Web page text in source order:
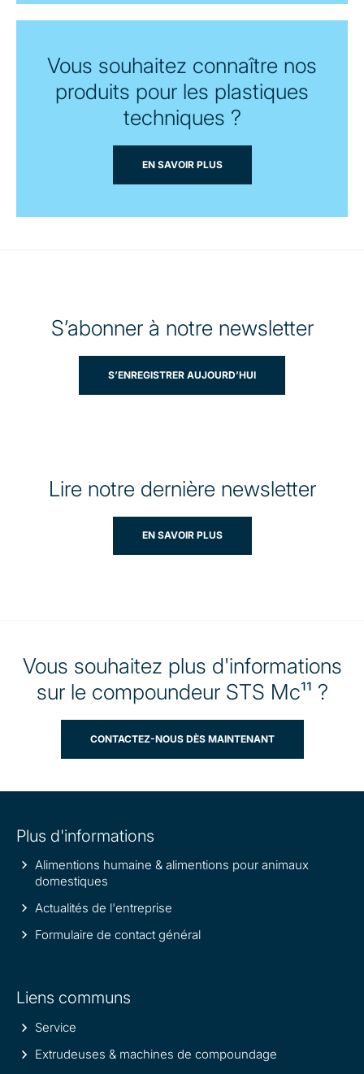
Vous souhaitez connaître nos
produits pour les plastiques
techniques ?
EN SAVOIR PLUS
S’abonner à notre newsletter
S’ENREGISTRER AUJOURD’HUI
Lire notre dernière newsletter
EN SAVOIR PLUS
Vous souhaitez plus d'informations
sur le compoundeur STS Mc¹¹ ?
CONTACTEZ-NOUS DÈS MAINTENANT
information
Plus d'informations
Alimentions humaine & alimentions pour animaux
domestiques
Actualités de l'entreprise
Formulaire de contact général
Liens communs
Service
Extrudeuses & machines de compoundage